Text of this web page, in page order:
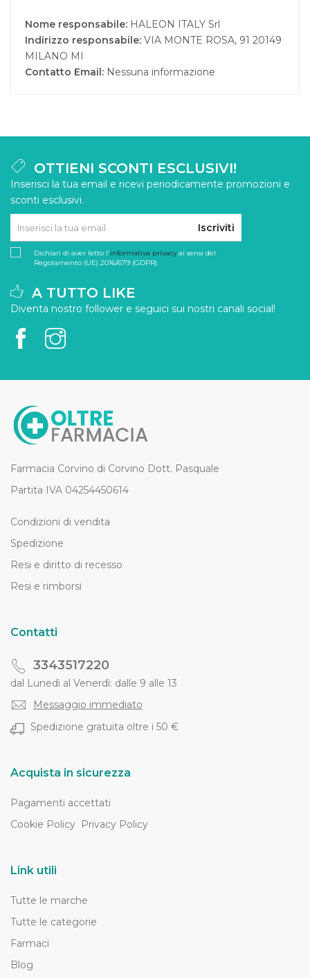
Nome responsabile: HALEON ITALY Srl
Indirizzo responsabile: VIA MONTE ROSA, 91 20149
MILANO MI
Contatto Email: Nessuna informazione
OTTIENI SCONTI ESCLUSIVI!
Inserisci la tua email e ricevi periodicamente promozioni e
sconti esclusivi.
Iscriviti
Dichiari di aver letto l'informativa privacyai sensi del
Regolamento (UE) 2016/679 (GDPR).
A TUTTO LIKE
Diventa nostro follower e seguici sui nostri canali social!
Farmacia Corvino di Corvino Dott. Pasquale
Partita IVA 04254450614
Condizioni di vendita
Spedizione
Resi e diritto di recesso
Resi e rimborsi
Contatti
3343517220
dal Lunedì al Venerdì: dalle 9 alle 13
Messaggio immediato
Spedizione gratuita oltre i 50 €
Acquista in sicurezza
Pagamenti accettati
Cookie Policy Privacy Policy
Link utili
Tutte le marche
Tutte le categorie
Farmaci
Blog